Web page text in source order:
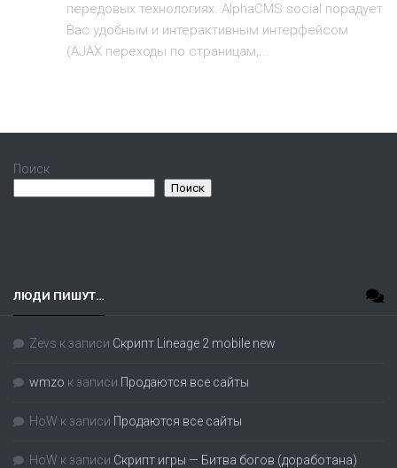
передовых технологиях. AlphaCMS social порадует
Вас удобным и интерактивным интерфейсом
(AJAX переходы по страницам,...
Поиск
Поиск
ЛЮДИ ПИШУТ…
Zevs к записи Скрипт Lineage 2 mobile new
wmzo к записи Продаются все сайты
HoW к записи Продаются все сайты
HoW к записи Скрипт игры — Битва богов (доработана)